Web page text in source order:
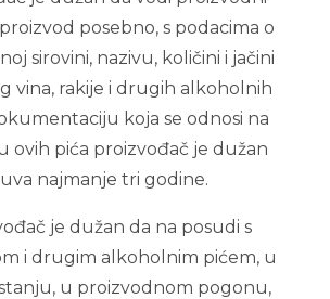
proizvod posebno, s podacima o
sirovini, nazivu, količini i jačini
vina, rakije i drugih alkoholnih
koja se odnosi na
ovih pića proizvođač je dužan
najmanje tri godine.
je dužan da na posudi s
i drugim alkoholnim pićem, u
u proizvodnom pogonu,